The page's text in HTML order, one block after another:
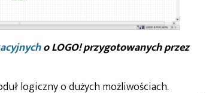
o LOGO! przygotowanych przez
logiczny o dużych możliwościach.